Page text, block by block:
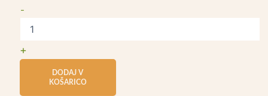
-
+
DODAJ V
KOŠARICO